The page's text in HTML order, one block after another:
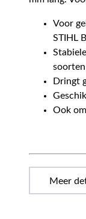
Voor
STIHL
Dringt
Ook